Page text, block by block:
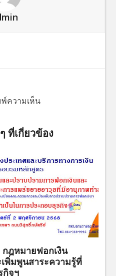
ความเห็น
ที่เกี่ยวข้อง
กฎหมายฟอกเงิน
พิ่มพูนสาระความรู้ที่
กิจฯ